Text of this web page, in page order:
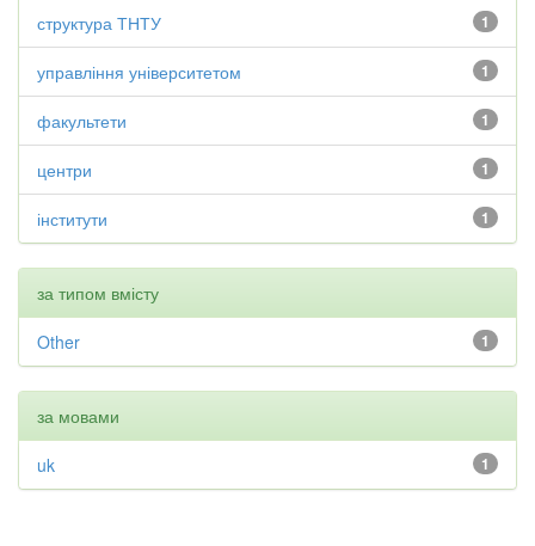
1
структура ТНТУ
1
управління університетом
1
факультети
1
центри
1
інститути
за типом вмісту
1
Other
за мовами
1
uk